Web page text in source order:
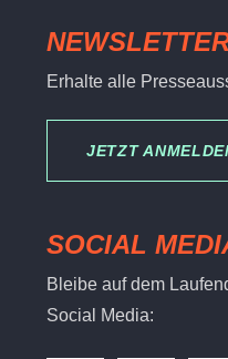
Erhalte alle
JETZT
SOCIAL
Bleibe auf dem
Social Media: